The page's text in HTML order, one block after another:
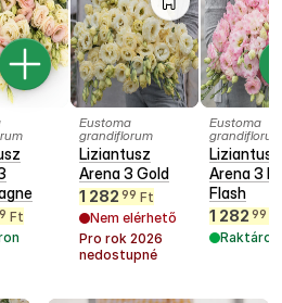
Ft
Eustoma
grandiflorum
Liziantusz
Arena 3 Gold
1 282 99 Ft
Nem elérhető
Pro rok 2026
nedostupné
Eustoma
grandiflorum
Liziantusz
Arena 3
Flash
1 282 99
Raktáron